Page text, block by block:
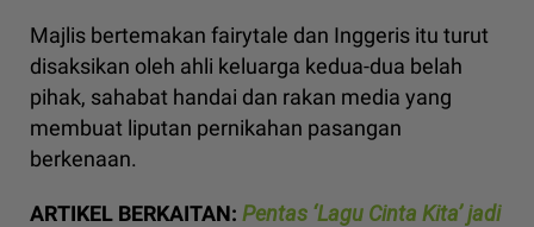
Majlis bertemakan fairytale dan Inggeris itu turut
disaksikan oleh ahli keluarga kedua-dua belah
pihak, sahabat handai dan rakan media yang
membuat liputan pernikahan pasangan
berkenaan.
ARTIKEL BERKAITAN: Pentas ‘Lagu Cinta Kita’ jadi